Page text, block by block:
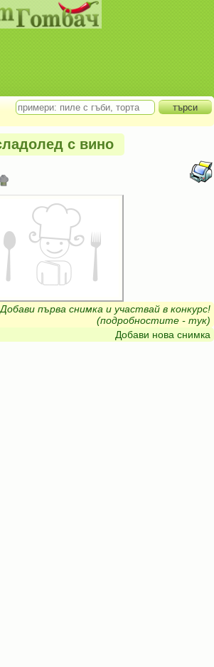
с вино
Добави първа снимка и участвай в конкурс!
(подробностите - тук)
Добави нова снимка